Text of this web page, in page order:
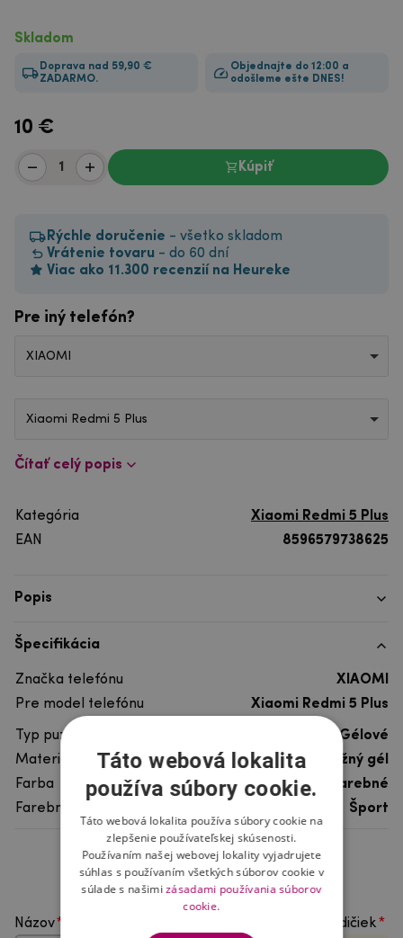
Skladom
Doprava nad 59,90 €
ZADARMO.
Objednajte do 12:00 a
odošleme ešte DNES!
10 €
Kúpiť
Rýchle doručenie - všetko skladom
Vrátenie tovaru - do 60 dní
Viac ako 11.300 recenzií na Heureke
Pre iný telefón?
XIAOMI
Xiaomi Redmi 5 Plus
Čítať celý popis
Kategória
Xiaomi Redmi 5 Plus
EAN
8596579738625
Popis
Špecifikácia
Značka telefónu
XIAOMI
Pre model telefónu
Xiaomi Redmi 5 Plus
Typ puzdra
Gélové
Materiál
pružný gél
Farba
viacfarebné
Farebný motív
Šport
Hodnotenie produktu
Názov Vyberte počet hviezdičiek
Táto webová lokalita
používa súbory cookie.
Táto webová lokalita používa súbory cookie na
zlepšenie používateľskej skúsenosti.
Používaním našej webovej lokality vyjadrujete
súhlas s používaním všetkých súborov cookie v
súlade s našimizásadami používania súborov
cookie.